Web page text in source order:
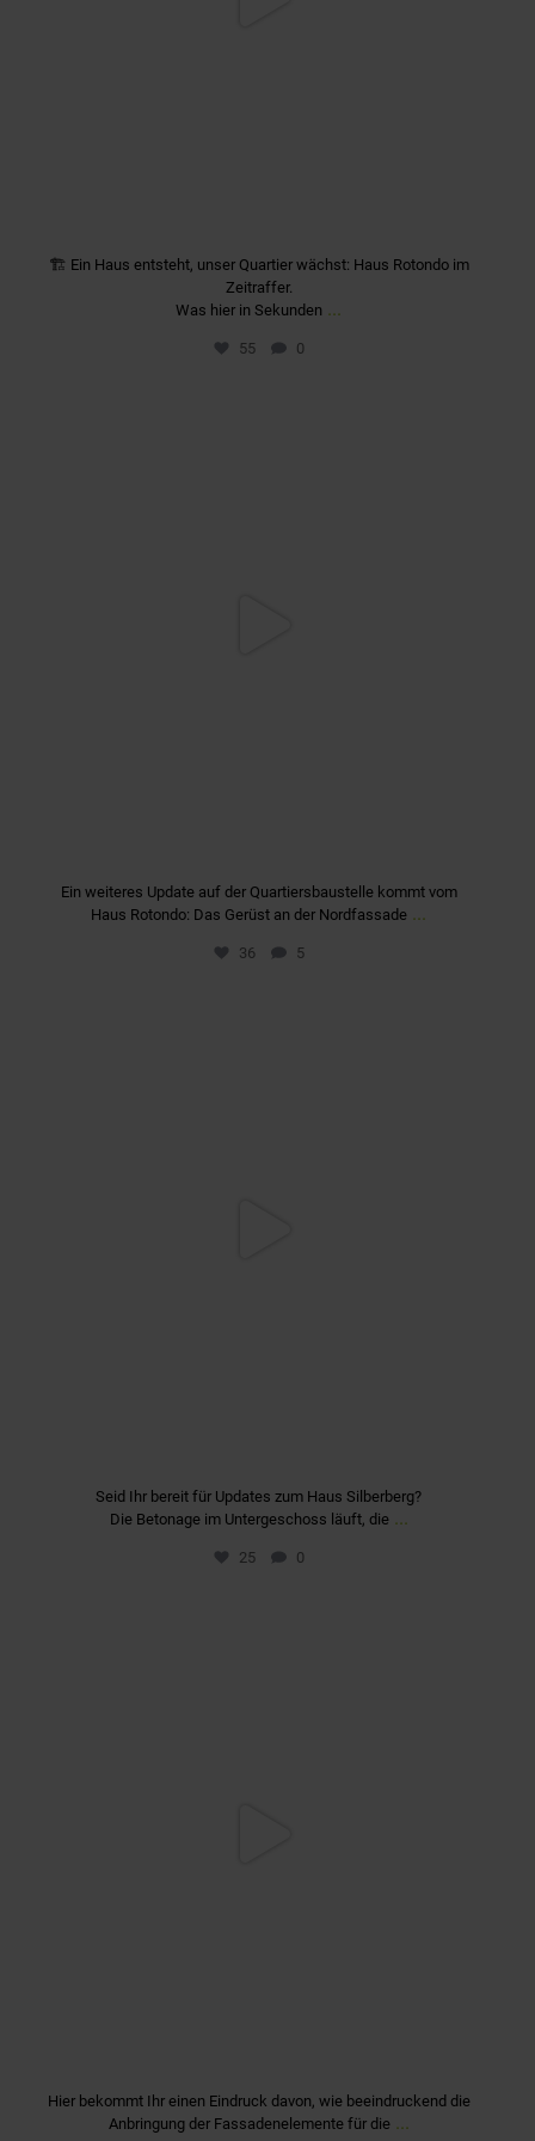
🏗️ Ein Haus entsteht, unser Quartier wächst: Haus Rotondo im
Zeitraffer.
Was hier in Sekunden ...
55 0
Ein weiteres Update auf der Quartiersbaustelle kommt vom
Haus Rotondo: Das Gerüst an der Nordfassade ...
36 5
Seid Ihr bereit für Updates zum Haus Silberberg?
Die Betonage im Untergeschoss läuft, die ...
25 0
Hier bekommt Ihr einen Eindruck davon, wie beeindruckend die
Anbringung der Fassadenelemente für die ...